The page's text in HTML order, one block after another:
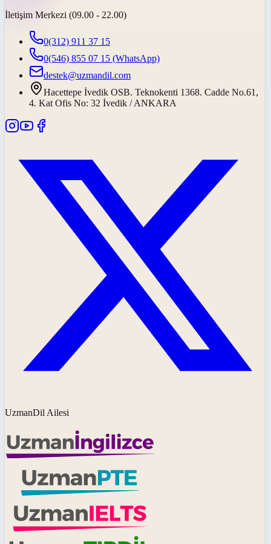
İletişim Merkezi (09.00 - 22.00)
0(312) 911 37 15
0(546) 855 07 15 (WhatsApp)
destek@uzmandil.com
Hacettepe İvedik OSB. Teknokenti 1368. Cadde No.61,
4. Kat Ofis No: 32 İvedik / ANKARA
UzmanDil Ailesi